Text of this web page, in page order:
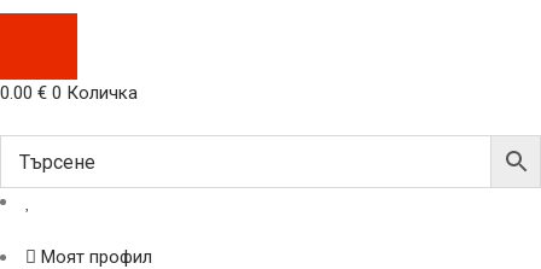
0.00 € 0 Количка
Моят профил